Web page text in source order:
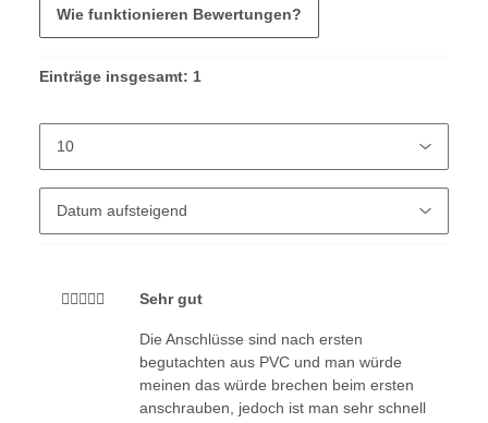
Wie funktionieren Bewertungen?
Einträge insgesamt: 1
Sehr gut
Die Anschlüsse sind nach ersten
begutachten aus PVC und man würde
meinen das würde brechen beim ersten
anschrauben, jedoch ist man sehr schnell